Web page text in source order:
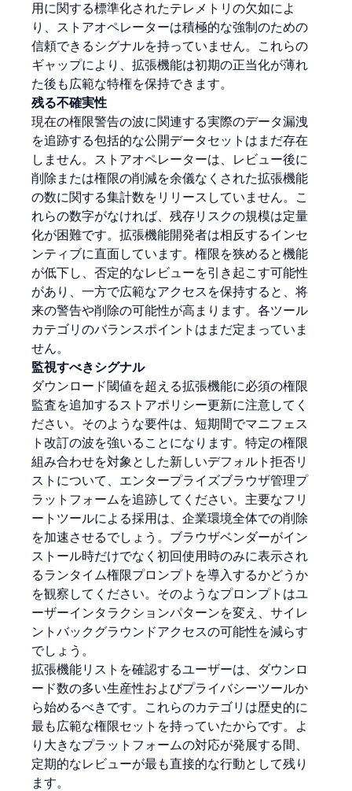
用に関する標準化されたテレメトリの欠如によ
り、ストアオペレーターは積極的な強制のための
信頼できるシグナルを持っていません。これらの
ギャップにより、拡張機能は初期の正当化が薄れ
た後も広範な特権を保持できます。
残る不確実性
現在の権限警告の波に関連する実際のデータ漏洩
を追跡する包括的な公開データセットはまだ存在
しません。ストアオペレーターは、レビュー後に
削除または権限の削減を余儀なくされた拡張機能
の数に関する集計数をリリースしていません。こ
れらの数字がなければ、残存リスクの規模は定量
化が困難です。拡張機能開発者は相反するインセ
ンティブに直面しています。権限を狭めると機能
が低下し、否定的なレビューを引き起こす可能性
があり、一方で広範なアクセスを保持すると、将
来の警告や削除の可能性が高まります。各ツール
カテゴリのバランスポイントはまだ定まっていま
せん。
監視すべきシグナル
ダウンロード閾値を超える拡張機能に必須の権限
監査を追加するストアポリシー更新に注意してく
ださい。そのような要件は、短期間でマニフェス
ト改訂の波を強いることになります。特定の権限
組み合わせを対象とした新しいデフォルト拒否リ
ストについて、エンタープライズブラウザ管理プ
ラットフォームを追跡してください。主要なフリ
ートツールによる採用は、企業環境全体での削除
を加速させるでしょう。ブラウザベンダーがイン
ストール時だけでなく初回使用時のみに表示され
るランタイム権限プロンプトを導入するかどうか
を観察してください。そのようなプロンプトはユ
ーザーインタラクションパターンを変え、サイレ
ントバックグラウンドアクセスの可能性を減らす
でしょう。
拡張機能リストを確認するユーザーは、ダウンロ
ード数の多い生産性およびプライバシーツールか
ら始めるべきです。これらのカテゴリは歴史的に
最も広範な権限セットを持っていたからです。よ
り大きなプラットフォームの対応が発展する間、
定期的なレビューが最も直接的な行動として残り
ます。